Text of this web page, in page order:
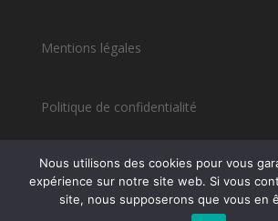
Mentions légales
Politique de confidentialité
Nous utilisons des cookies pour vous
expérience sur notre site web. Si vous
site, nous supposerons que vous en